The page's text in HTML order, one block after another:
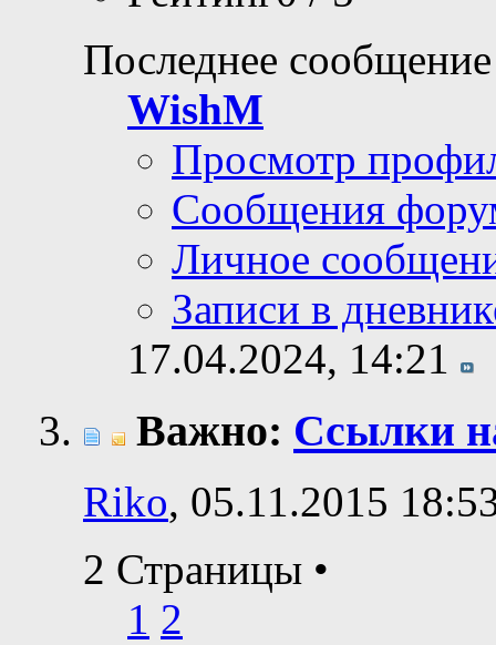
Последнее
WishM
Просмотр
Сообщения
Личное
Записи в
17.04.2024, 14:21
Важно: Ссылки
Riko, 05.11.2015
2 Страницы •
1 2